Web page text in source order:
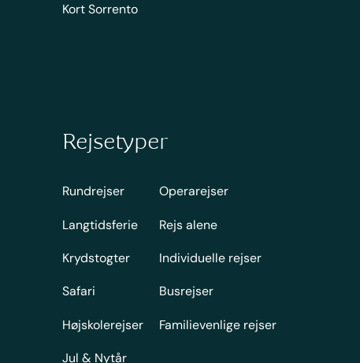
Kort Sorrento
Rejsetyper
Rundrejser
Langtidsferie
Krydstogter
Safari
Højskolerejser
Jul & Nytår
Operarejser
Rejs alene
Individuelle rejser
Busrejser
Familievenlige rejser